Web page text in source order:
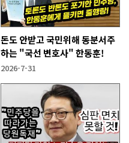
돈도 안받고 국민위해 동분서주
하는 "국선 변호사" 한동훈!
2026-7-31